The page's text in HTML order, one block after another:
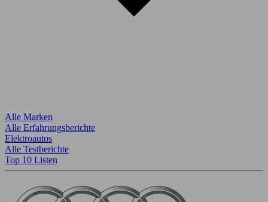
Alle Marken
Alle Erfahrungsberichte
Elektroautos
Alle Testberichte
Top 10 Listen